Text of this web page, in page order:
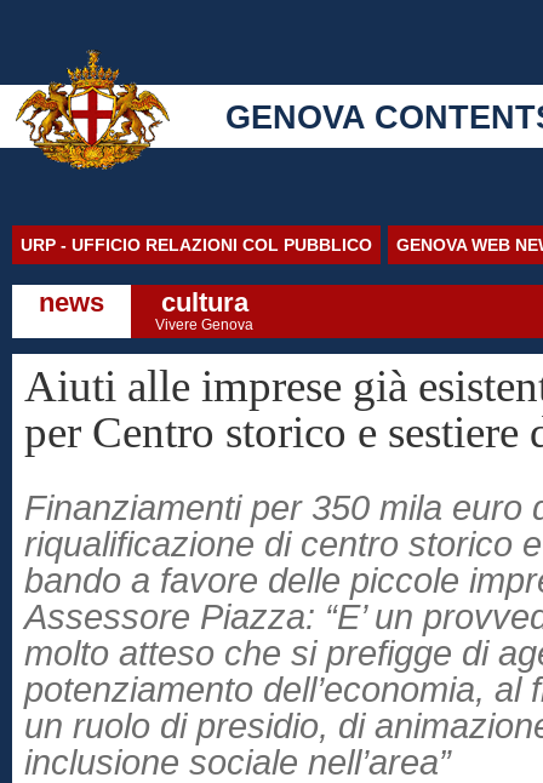
GENOVA
URP - UFFICIO RELAZIONI COL PUBBLICO GENOVA WEB
news cultura
Vivere Genova
Aiuti alle imprese già
per Centro storico e sestiere
Finanziamenti per 350 mila euro
riqualificazione di centro storico
bando a favore delle piccole
Assessore Piazza: “E’ un
molto atteso che si prefigge di
potenziamento dell’economia, al
un ruolo di presidio, di
inclusione sociale nell’area”